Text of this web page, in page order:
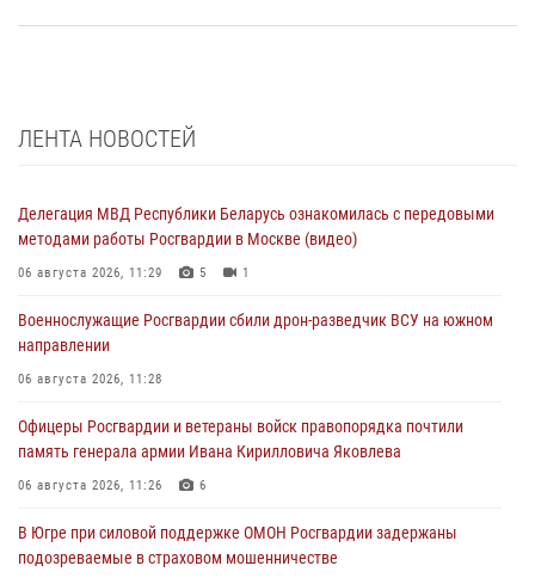
ЛЕНТА НОВОСТЕЙ
Делегация МВД Республики Беларусь ознакомилась с передовыми
методами работы Росгвардии в Москве (видео)
06 августа 2026, 11:29 5 1
Военнослужащие Росгвардии сбили дрон-разведчик ВСУ на южном
направлении
06 августа 2026, 11:28
Офицеры Росгвардии и ветераны войск правопорядка почтили
память генерала армии Ивана Кирилловича Яковлева
06 августа 2026, 11:26 6
В Югре при силовой поддержке ОМОН Росгвардии задержаны
подозреваемые в страховом мошенничестве